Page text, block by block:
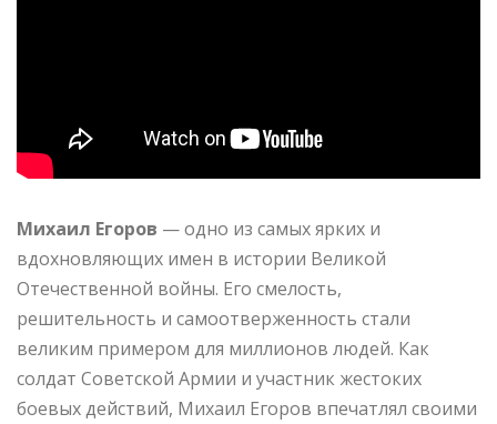
Михаил Егоров — одно из самых ярких и
вдохновляющих имен в истории Великой
Отечественной войны. Его смелость,
решительность и самоотверженность стали
великим примером для миллионов людей. Как
солдат Советской Армии и участник жестоких
боевых действий, Михаил Егоров впечатлял своими